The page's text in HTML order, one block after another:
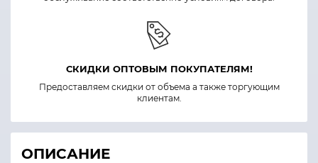
СКИДКИ ОПТОВЫМ ПОКУПАТЕЛЯМ!
Предоставляем скидки от объема а также торгующим
клиентам.
ОПИСАНИЕ